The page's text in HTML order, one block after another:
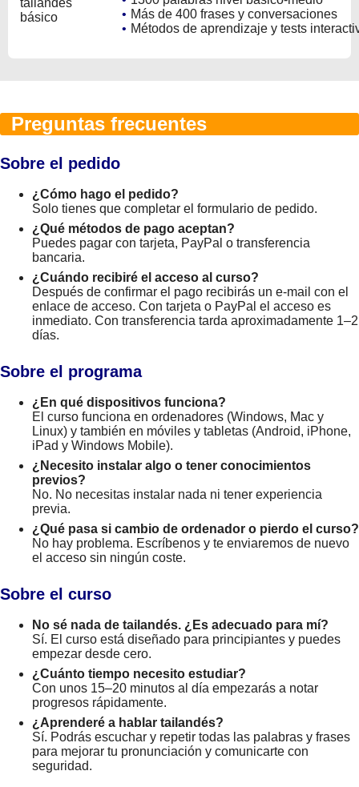
• Más de 400 frases y conversaciones
• Métodos de aprendizaje y tests
Preguntas frecuentes
Sobre el pedido
¿Cómo hago el pedido?
Solo tienes que completar el formulario de pedido.
¿Qué métodos de pago aceptan?
Puedes pagar con tarjeta, PayPal o transferencia
bancaria.
¿Cuándo recibiré el acceso al curso?
Después de confirmar el pago recibirás un e-mail con el
enlace de acceso. Con tarjeta o PayPal el acceso es
inmediato. Con transferencia tarda aproximadamente 1–2
días.
Sobre el programa
¿En qué dispositivos funciona?
El curso funciona en ordenadores (Windows, Mac y
Linux) y también en móviles y tabletas (Android, iPhone,
iPad y Windows Mobile).
¿Necesito instalar algo o tener conocimientos
previos?
No. No necesitas instalar nada ni tener experiencia
previa.
¿Qué pasa si cambio de ordenador o pierdo el curso?
No hay problema. Escríbenos y te enviaremos de nuevo
el acceso sin ningún coste.
Sobre el curso
No sé nada de tailandés. ¿Es adecuado para mí?
Sí. El curso está diseñado para principiantes y puedes
empezar desde cero.
¿Cuánto tiempo necesito estudiar?
Con unos 15–20 minutos al día empezarás a notar
progresos rápidamente.
¿Aprenderé a hablar tailandés?
Sí. Podrás escuchar y repetir todas las palabras y frases
para mejorar tu pronunciación y comunicarte con
seguridad.